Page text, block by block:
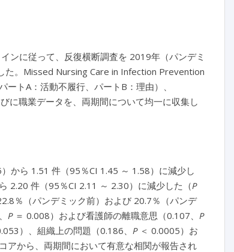
ンに従って、反復横断調査を 2019年（パンデミ
た。Missed Nursing Care in Infection Prevention
トA：活動不履行、パートB：理由）、
に職業データを、両期間について均一に収集し
から 1.51 件（95％CI 1.45 ～ 1.58）に減少し
2.20 件（95％CI 2.11 ～ 2.30）に減少した（P
％（パンデミック前）および 20.7％（パンデ
、 P＝ 0.008）および看護師の離職意思（0.107、 P
）、組織上の問題（0.186、 P＜ 0.0005）お
アから、両期間において有意な相関が報告され